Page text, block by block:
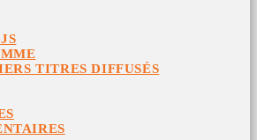
TITRES DIFFUSÉS